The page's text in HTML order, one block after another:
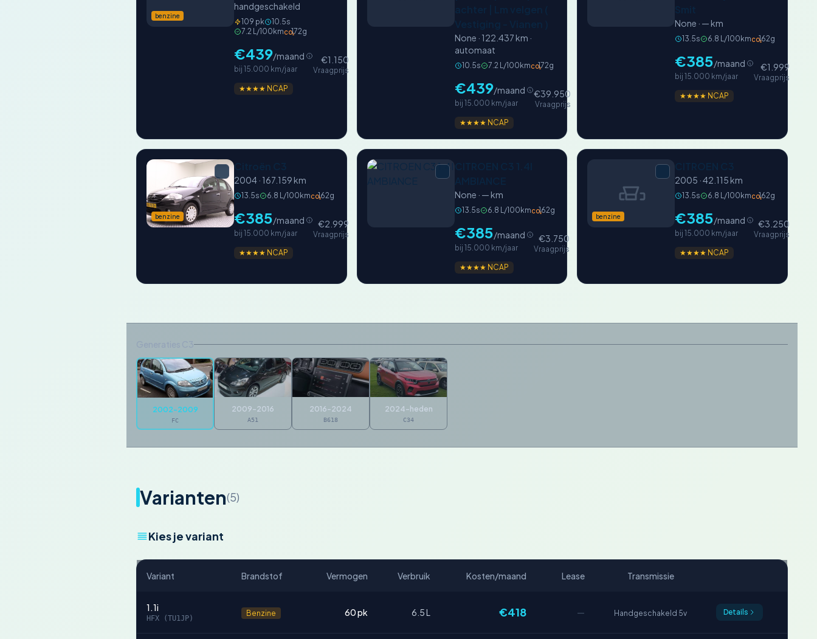
benzine
handgeschakeld
109 pk
10.5s
7.2 L/100kmCO₂172g
€439/maand
bij 15.000 km/jaar
€1.150
Vraagprijs
★★★★ NCAP
None · 122.437 km ·
automaat
10.5s 7.2 L/100kmCO₂172g
€439/maand
bij 15.000 km/jaar
€39.950
Vraagprijs
★★★★ NCAP
None · — km
13.5s 6.8 L/100kmCO₂162g
€385/maand
bij 15.000 km/jaar
€1.999
Vraagprijs
★★★★ NCAP
benzine
2004 · 167.159 km
13.5s 6.8 L/100kmCO₂162g
€385/maand
bij 15.000 km/jaar
€2.999
Vraagprijs
★★★★ NCAP
None · — km
13.5s 6.8 L/100kmCO₂162g
€385/maand
bij 15.000 km/jaar
€3.750
Vraagprijs
★★★★ NCAP
benzine
2005 · 42.115 km
13.5s 6.8 L/100kmCO₂162g
€385/maand
bij 15.000 km/jaar
€3.250
Vraagprijs
★★★★ NCAP
2002-2009
FC
2009-2016
A51
2016-2024
B618
2024-heden
C34
Varianten(5)
Kies je variant
Variant Brandstof Vermogen Verbruik Kosten/maand Lease Transmissie
1.1i
HFX (TU1JP)
Benzine 60 pk 6.5 L €418 — Handgeschakeld 5v Details